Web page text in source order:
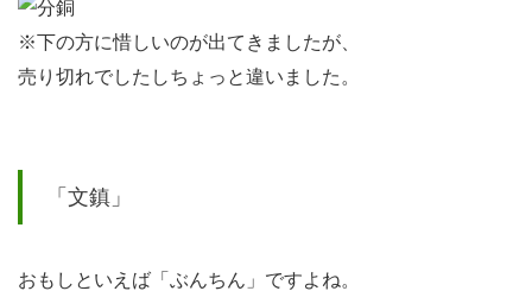
6
お客
キー
※下の方に惜しいのが出てきましたが、
売り切れでしたしちょっと違いました。
「文鎮」
おもしといえば「ぶんちん」ですよね。